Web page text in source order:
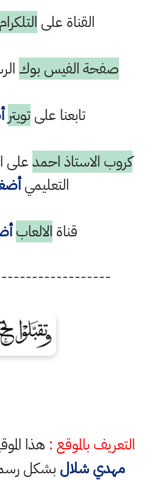
القناة على التلكرام
صفحة الفيس بوك
تابعنا علىتويتر
كروب الاستاذ احمدعلى
التعليمي
قناة الالعاب
التعريف بالموقع : هذا
مهدي شلال بشكل